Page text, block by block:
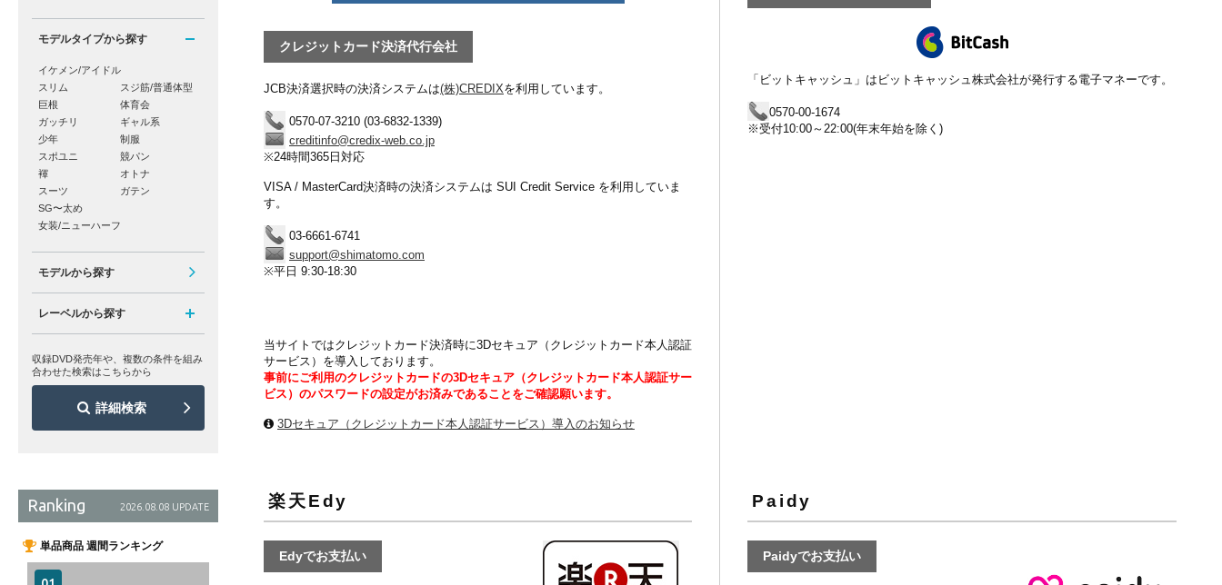
クレジットカード決済代行会社
JCB決済選択時の決済システムは(株)CREDIXを利用しています。
0570-07-3210 (03-6832-1339)
creditinfo@credix-web.co.jp
※24時間365日対応
VISA / MasterCard決済時の決済システムは SUI Credit Service を利用していま
す。
03-6661-6741
support@shimatomo.com
※平日 9:30-18:30
当サイトではクレジットカード決済時に3Dセキュア（クレジットカード本人認証
サービス）を導入しております。
事前にご利用のクレジットカードの3Dセキュア（クレジットカード本人認証サー
ビス）のパスワードの設定がお済みであることをご確認願います。
3Dセキュア（クレジットカード本人認証サービス）導入のお知らせ
「ビットキャッシュ」はビットキャッシュ株式会社が発行する電子マネーです。
0570-00-1674
※受付10:00～22:00(年末年始を除く)
楽天Edy
Edyでお支払い
Paidy
Paidyでお支払い
モデルタイプから探す
イケメン/アイドル
スリム
スジ筋/普通体型
巨根
体育会
ガッチリ
ギャル系
少年
制服
スポユニ
競パン
褌
オトナ
スーツ
ガテン
SG〜太め
女装/ニューハーフ
モデルから探す
レーベルから探す
収録DVD発売年や、複数の条件を組み
合わせた検索はこちらから
詳細検索
Ranking 2026.08.08 UPDATE
単品商品 週間ランキング